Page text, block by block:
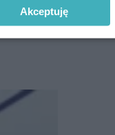
Akceptuję